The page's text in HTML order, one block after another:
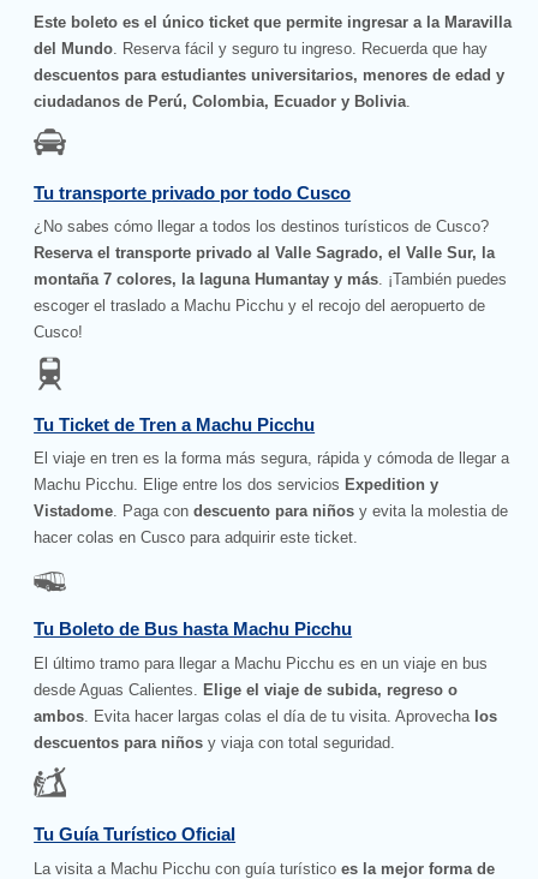
Este boleto es el único ticket que permite ingresar a la Maravilla
del Mundo . Reserva fácil y seguro tu ingreso. Recuerda que hay
descuentos para estudiantes universitarios, menores de edad y
ciudadanos de Perú, Colombia, Ecuador y Bolivia
Tu transporte privado por todo Cusco
¿No sabes cómo llegar a todos los destinos turísticos de Cusco?
Reserva el transporte privado al Valle Sagrado, el Valle Sur, la
montaña 7 colores, la laguna Humantay y más. ¡También puedes
escoger el traslado a Machu Picchu y el recojo del aeropuerto de
Cusco!
Tu Ticket de Tren a Machu Picchu
El viaje en tren es la forma más segura, rápida y cómoda de llegar a
Machu Picchu. Elige entre los dos servicios Expedition y
Vistadome. Paga condescuento para niños y evita la molestia de
hacer colas en Cusco para adquirir este ticket.
Tu Boleto de Bus hasta Machu Picchu
El último tramo para llegar a Machu Picchu es en un viaje en bus
desde Aguas Calientes.
Elige el viaje de subida, regreso o
ambos . Evita hacer largas colas el día de tu visita. Aprovecha los
descuentos para niños y viaja con total seguridad.
Tu Guía Turístico Oficial
La visita a Machu Picchu con guía turístico es la mejor forma de